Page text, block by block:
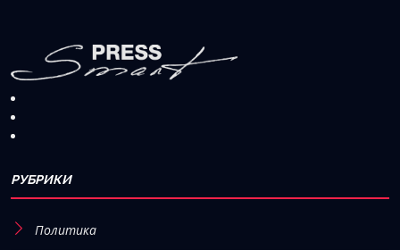
РУБРИКИ
Политика